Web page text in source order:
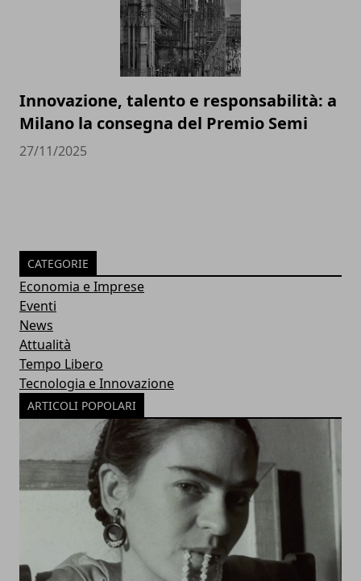
Innovazione, talento e responsabilità: a
Milano la consegna del Premio Semi
27/11/2025
CATEGORIE
Economia e Imprese
Eventi
News
Attualità
Tempo Libero
Tecnologia e Innovazione
ARTICOLI POPOLARI